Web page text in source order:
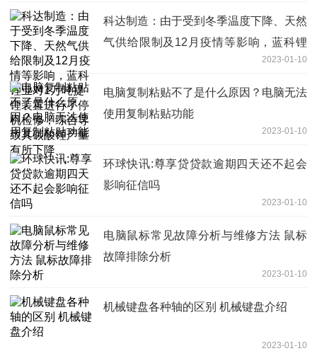
科达制造：由于受到冬季温度下降、天然
气供给限制及12月疫情等影响，蓝科锂
业对1万吨提锂装置进行了停机检修，综
合导致其碳酸锂产量有所下降
2023-01-10
电脑复制粘贴不了是什么原因？电脑无法
使用复制粘贴功能
2023-01-10
环球快讯:尊享贷贷款逾期四天还不起会
影响征信吗
2023-01-10
电脑鼠标常见故障分析与维修方法 鼠标
故障排除分析
2023-01-10
机械键盘各种轴的区别 机械键盘介绍
2023-01-10